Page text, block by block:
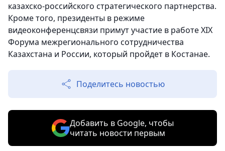
казахско-российского стратегического партнерства.
Кроме того, президенты в режиме
видеоконференцсвязи примут участие в работе XIX
Форума межрегионального сотрудничества
Казахстана и России, который пройдет в Костанае.
Поделитесь новостью
Добавить в Google, чтобы
читать новости первым